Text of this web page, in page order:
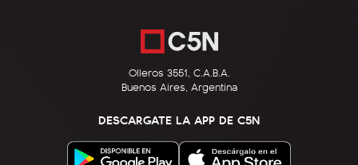
Olleros 3551, C.A.B.A.
Buenos Aires, Argentina
DESCARGATE LA APP DE C5N